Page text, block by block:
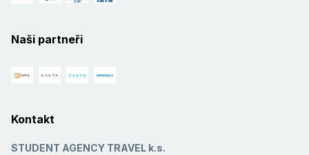
Naši partneři
Kontakt
STUDENT AGENCY TRAVEL k.s.